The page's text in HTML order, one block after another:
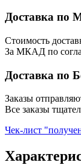
Доставка по
Стоимость
За МКАД по
Доставка по
Заказы
Все заказы
Чек-лист